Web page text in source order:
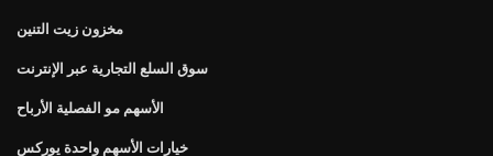
مخزون زيت التنين
سوق السلع التجارية عبر الإنترنت
الأسهم مو الفصلية الأرباح
خيارات الأسهم واحدة يوركس